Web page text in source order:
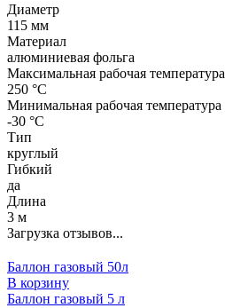
Диаметр
115 мм
Материал
алюминиевая фольга
Максимальная рабочая температура
250 °С
Минимальная рабочая температура
-30 °С
Тип
круглый
Гибкий
да
Длина
3 м
Загрузка отзывов...
Баллон газовый 50л
В корзину
Баллон газовый 5 л